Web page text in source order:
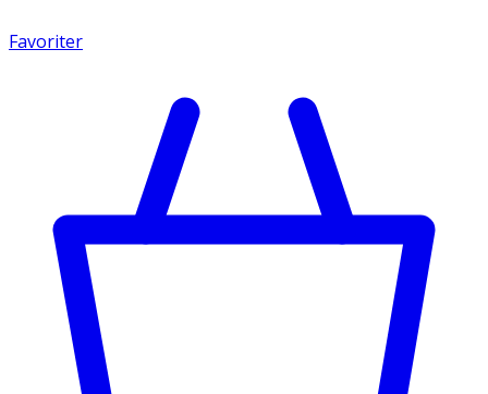
Favoriter